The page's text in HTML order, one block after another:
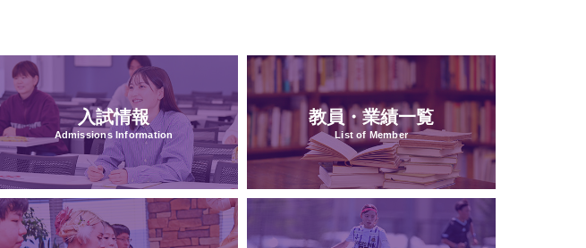
入試情報
Admissions Information
教員・業績一覧
List of Member